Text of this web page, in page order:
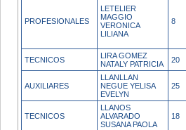
PROFESIONALES
LETELIER
MAGGIO
VERONICA
LILIANA
8
TECNICOS
LIRA GOMEZ
NATALY PATRICIA
20
AUXILIARES
LLANLLAN
NEGUE YELISA
EVELYN
25
TECNICOS
LLANOS
ALVARADO
SUSANA PAOLA
18